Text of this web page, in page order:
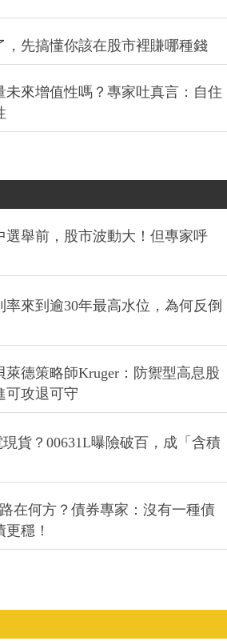
，先搞懂你該在股市裡賺哪種錢
未來增值性嗎？專家吐真言：自住
選舉前，股市波動大！但專家呼
率來到逾30年最高水位，為何反倒
德策略師Kruger：防禦型高息股
可攻退可守
貨？00631L曝險破百，成「含積
在何方？債券專家：沒有一種債
穩！